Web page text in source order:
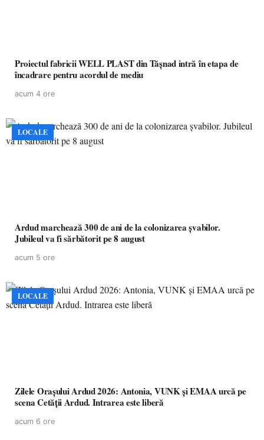
Proiectul fabricii WELL PLAST din Tășnad intră în etapa de
încadrare pentru acordul de mediu
acum 4 ore
LOCALE
Ardud marchează 300 de ani de la colonizarea șvabilor.
Jubileul va fi sărbătorit pe 8 august
acum 5 ore
LOCALE
Zilele Orașului Ardud 2026: Antonia, VUNK și EMAA urcă pe
scena Cetății Ardud. Intrarea este liberă
acum 6 ore